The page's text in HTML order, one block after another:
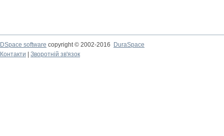
DSpace software copyright © 2002-2016
DuraSpace
Контакти
Зворотній зв'язок